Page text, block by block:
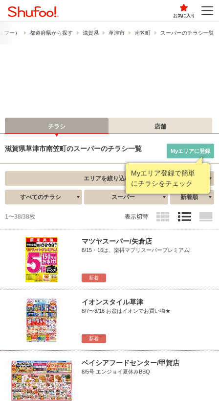
お気に入り
フー） 都道府県から探す 滋賀県 草津市 南笠町 スーパーのチラシ一覧
チラシ 店舗
滋賀県草津市南笠町のスーパーのチラシ一覧
Myエリア登録で簡単
にチラシをチェック
Myエリアに登録
エリアを絞り込む
すべてのチラシ スーパー 新着順
1〜38/38枚 表示切替
新着
マツヤスーパー/矢倉店
8/15・16は、楽得マプリスーパープレミアム!
新着
イオンスタイル草津
8/7〜8/16 お盆はイオンでお買い物★
ベイシアフードセンター/甲賀店
8/5号 エンジョイ夏休みBBQ